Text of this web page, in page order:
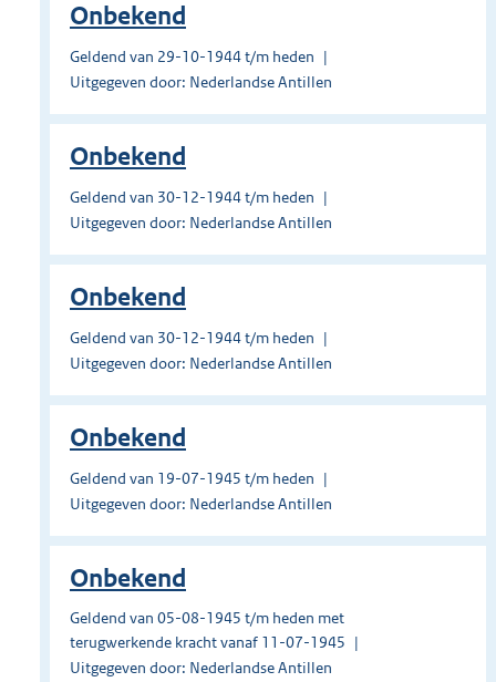
Onbekend
Geldend van 29-10-1944 t/m heden
Uitgegeven door: Nederlandse Antillen
Onbekend
Geldend van 30-12-1944 t/m heden
Uitgegeven door: Nederlandse Antillen
Onbekend
Geldend van 30-12-1944 t/m heden
Uitgegeven door: Nederlandse Antillen
Onbekend
Geldend van 19-07-1945 t/m heden
Uitgegeven door: Nederlandse Antillen
Onbekend
Geldend van 05-08-1945 t/m heden met
terugwerkende kracht vanaf 11-07-1945
Uitgegeven door: Nederlandse Antillen